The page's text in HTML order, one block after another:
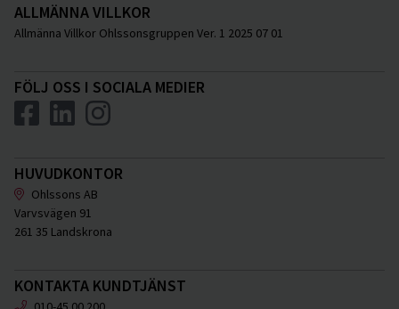
ALLMÄNNA VILLKOR
Allmänna Villkor Ohlssonsgruppen Ver. 1 2025 07 01
FÖLJ OSS I SOCIALA MEDIER
HUVUDKONTOR
Ohlssons AB
Varvsvägen 91
261 35 Landskrona
KONTAKTA KUNDTJÄNST